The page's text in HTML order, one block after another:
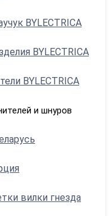
BYLECTRICA
BYLECTRICA
BYLECTRICA
и шнуров
вилки гнезда